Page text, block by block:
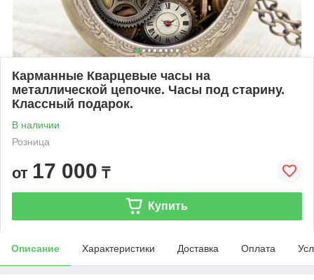
Карманные Кварцевые часы на
металлической цепочке. Часы под старину.
Классный подарок.
В наличии
Розница
от 17 000 ₸
Купить
Описание Характеристики Доставка Оплата